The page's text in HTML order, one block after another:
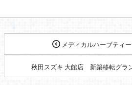
メディカルハーブティ
秋田スズキ 大館店 新築移転グラ